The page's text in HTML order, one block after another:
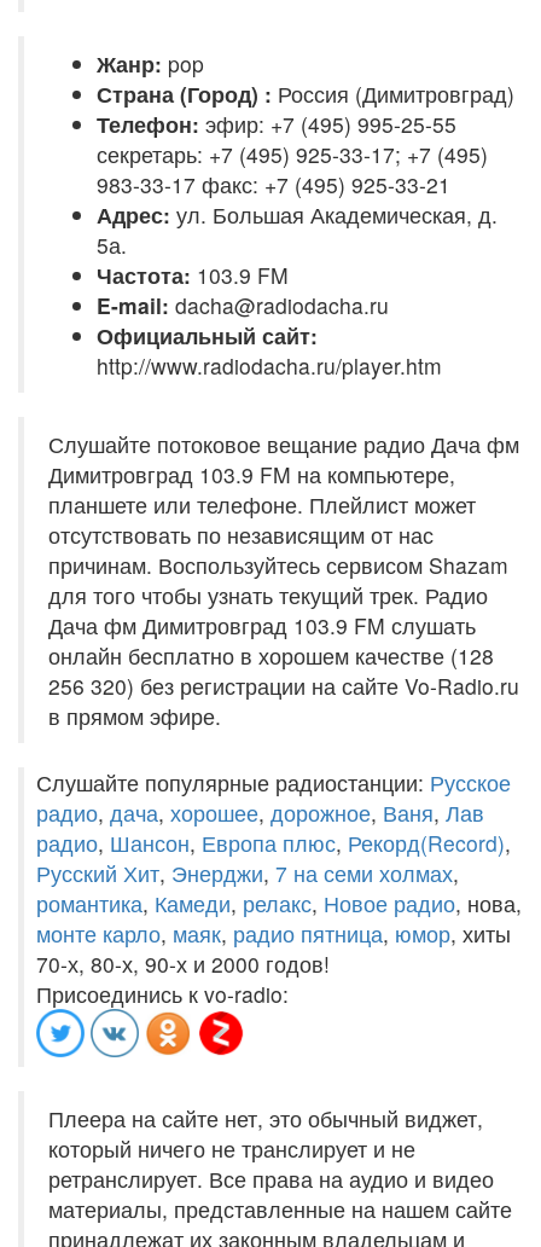
Жанр: pop
Страна (Город) : Россия (Димитровград)
Телефон: эфир: +7 (495) 995-25-55
секретарь: +7 (495) 925-33-17; +7 (495)
983-33-17 факс: +7 (495) 925-33-21
Адрес: ул. Большая Академическая, д.
5а.
Частота: 103.9 FM
E-mail: dacha@radiodacha.ru
Официальный сайт:
http://www.radiodacha.ru/player.htm
Слушайте потоковое вещание радио Дача фм
Димитровград 103.9 FM на компьютере,
планшете или телефоне. Плейлист может
отсутствовать по независящим от нас
причинам. Воспользуйтесь сервисом Shazam
для того чтобы узнать текущий трек. Радио
Дача фм Димитровград 103.9 FM слушать
онлайн бесплатно в хорошем качестве (128
256 320) без регистрации на сайте Vo-Radio.ru
в прямом эфире.
Слушайте популярные радиостанции: Русское
радио, дача, хорошее, дорожное, Ваня, Лав
радио, Шансон, Европа плюс, Рекорд(Record),
Русский Хит, Энерджи, 7 на семи холмах,
романтика, Камеди, релакс, Новое радио, нова,
монте карло, маяк, радио пятница, юмор, хиты
70-х, 80-х, 90-х и 2000 годов!
Присоединись к vo-radio:
Плеера на сайте нет, это обычный виджет,
который ничего не транслирует и не
ретранслирует. Все права на аудио и видео
материалы, представленные на нашем сайте
принадлежат их законным владельцам и